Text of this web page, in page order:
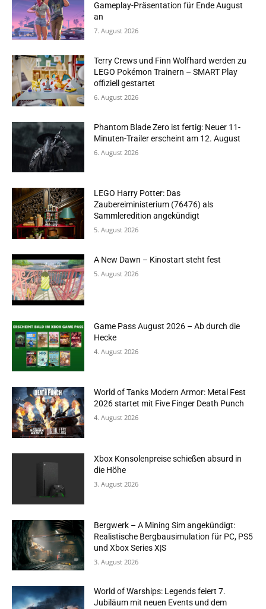
Gameplay-Präsentation für Ende August
an
7. August 2026
Terry Crews und Finn Wolfhard werden zu
LEGO Pokémon Trainern – SMART Play
offiziell gestartet
6. August 2026
Phantom Blade Zero ist fertig: Neuer 11-
Minuten-Trailer erscheint am 12. August
6. August 2026
LEGO Harry Potter: Das
Zaubereiministerium (76476) als
Sammleredition angekündigt
5. August 2026
A New Dawn – Kinostart steht fest
5. August 2026
Game Pass August 2026 – Ab durch die
Hecke
4. August 2026
World of Tanks Modern Armor: Metal Fest
2026 startet mit Five Finger Death Punch
4. August 2026
Xbox Konsolenpreise schießen absurd in
die Höhe
3. August 2026
Bergwerk – A Mining Sim angekündigt:
Realistische Bergbausimulation für PC, PS5
und Xbox Series X|S
3. August 2026
World of Warships: Legends feiert 7.
Jubiläum mit neuen Events und dem